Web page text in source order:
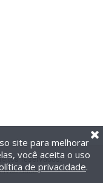
reservados.
site para melhorar
você aceita o uso
de privacidade.